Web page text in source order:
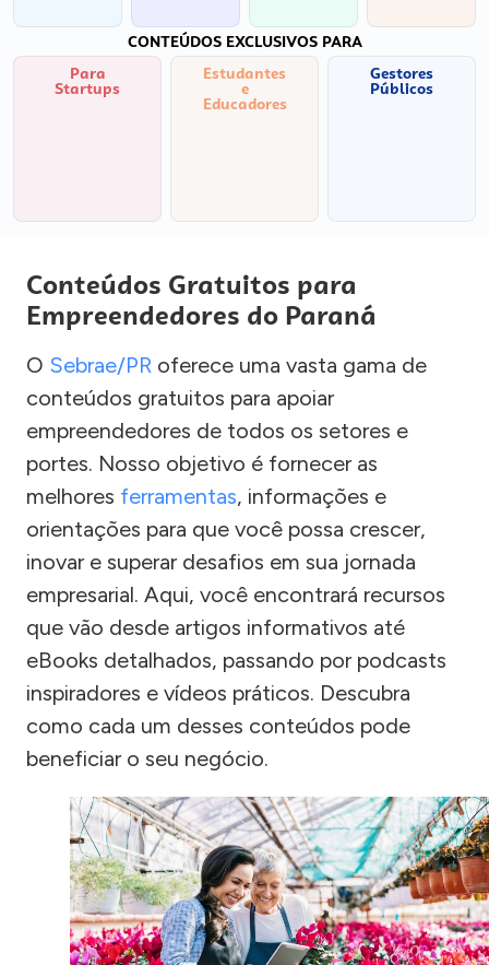
CONTEÚDOS EXCLUSIVOS PARA
Para
Startups
Estudantes
e
Educadores
Gestores
Públicos
Conteúdos Gratuitos para
Empreendedores do Paraná
O Sebrae/PR oferece uma vasta gama de
conteúdos gratuitos para apoiar
empreendedores de todos os setores e
portes. Nosso objetivo é fornecer as
melhores ferramentas, informações e
orientações para que você possa crescer,
inovar e superar desafios em sua jornada
empresarial. Aqui, você encontrará recursos
que vão desde artigos informativos até
eBooks detalhados, passando por podcasts
inspiradores e vídeos práticos. Descubra
como cada um desses conteúdos pode
beneficiar o seu negócio.